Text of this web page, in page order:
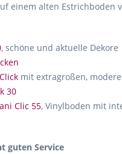
einem alten Estrichboden
, schöne und aktuelle Dekore
mit extragroßen,
30
Clic 55, Vinylboden mit
guten Service